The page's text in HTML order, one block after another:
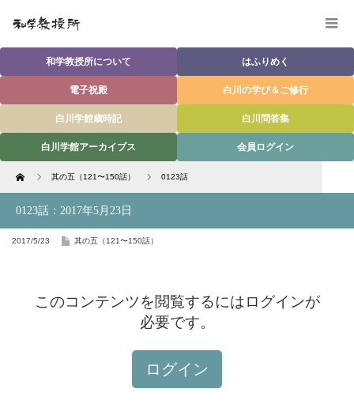
和学教授所について はふりめく
電子祝殿 白川の学び＆ご修行
白川学館歳時記 白川問答集
白川学館アーカイブス 会員ログイン
Home 其の五（121〜150話） 0123話
0123話：2017年5月23日
2017/5/23 其の五（121〜150話）
このコンテンツを閲覧するにはログインが
必要です。
ログイン